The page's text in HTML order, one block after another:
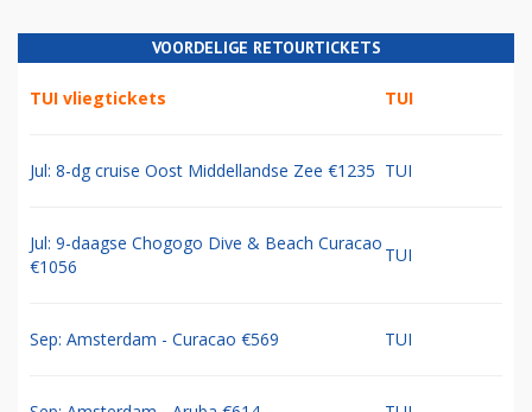
VOORDELIGE RETOURTICKETS
TUI vliegtickets TUI
Jul: 8-dg cruise Oost Middellandse Zee €1235 TUI
Jul: 9-daagse Chogogo Dive & Beach Curacao
€1056
TUI
Sep: Amsterdam - Curacao €569 TUI